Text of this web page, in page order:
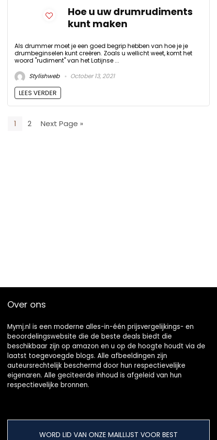
Hoe u uw drumrudiments
kunt maken
Als drummer moet je een goed begrip hebben van hoe je je
drumbeginselen kunt creëren. Zoals u wellicht weet, komt het
woord "rudiment" van het Latijnse ...
Stylishweb
October 13, 2021
LEES VERDER
1 2 Next Page »
Over ons
Mymj.nl is een moderne alles-in-één prijsvergelijkings- en
beoordelingswebsite die de beste deals biedt die
beschikbaar zijn op amazon en u op de hoogte houdt via de
laatst toegevoegde blogs. Alle afbeeldingen zijn
auteursrechtelijk beschermd door hun respectievelijke
eigenaren. Alle geciteerde inhoud is afgeleid van hun
respectievelijke bronnen.
WORD LID VAN ONZE MAILLIJST VOOR BEST